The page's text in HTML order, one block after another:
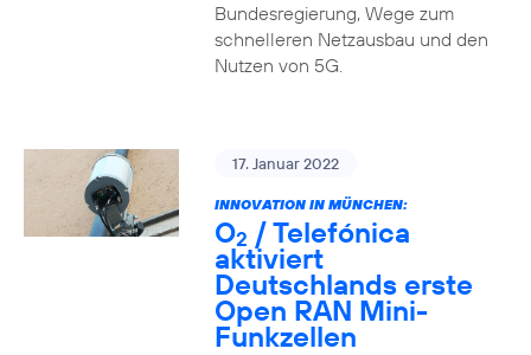
Bundesregierung, Wege zum
schnelleren Netzausbau und den
Nutzen von 5G.
17. Januar 2022
INNOVATION IN MÜNCHEN:
O2 / Telefónica
aktiviert
Deutschlands erste
Open RAN Mini-
Funkzellen